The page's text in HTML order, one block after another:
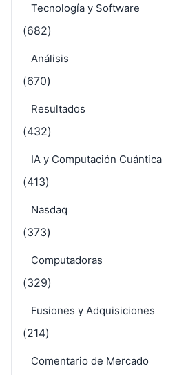
Tecnología y Software
(682)
Análisis
(670)
Resultados
(432)
IA y Computación Cuántica
(413)
Nasdaq
(373)
Computadoras
(329)
Fusiones y Adquisiciones
(214)
Comentario de Mercado